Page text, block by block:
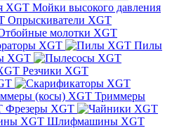
Мойки высокого давления
Опрыскиватели XGT
молотки XGT
XGT
Пилы
XGT
Резчики XGT
Триммеры
Фрезеры XGT
Шлифмашины XGT